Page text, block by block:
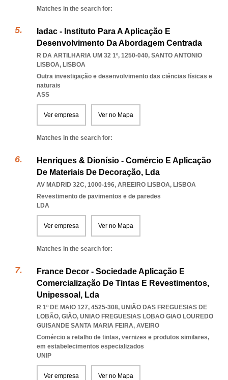
Matches in the search for:
Iadac - Instituto Para A Aplicação E
Desenvolvimento Da Abordagem Centrada
R DA ARTILHARIA UM 32 1º, 1250-040, SANTO ANTONIO
LISBOA, LISBOA
Outra investigação e desenvolvimento das ciências físicas e
naturais
ASS
Ver empresa Ver no Mapa
Matches in the search for:
Henriques & Dionísio - Comércio E Aplicação
De Materiais De Decoração, Lda
AV MADRID 32C, 1000-196, AREEIRO LISBOA, LISBOA
Revestimento de pavimentos e de paredes
LDA
Ver empresa Ver no Mapa
Matches in the search for:
France Decor - Sociedade Aplicação E
Comercialização De Tintas E Revestimentos,
Unipessoal, Lda
R 1º DE MAIO 127, 4525-308, UNIÃO DAS FREGUESIAS DE
LOBÃO, GIÃO, UNIAO FREGUESIAS LOBAO GIAO LOUREDO
GUISANDE SANTA MARIA FEIRA, AVEIRO
Comércio a retalho de tintas, vernizes e produtos similares,
em estabelecimentos especializados
UNIP
Ver empresa Ver no Mapa